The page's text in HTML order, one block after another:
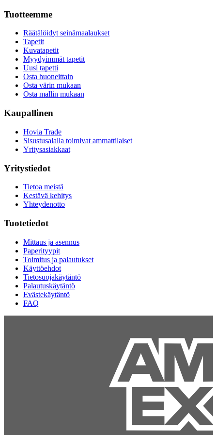
Tuotteemme
Räätälöidyt seinämaalaukset
Tapetit
Kuvatapetit
Myydyimmät tapetit
Uusi tapetti
Osta huoneittain
Osta värin mukaan
Osta mallin mukaan
Kaupallinen
Hovia Trade
Sisustusalalla toimivat ammattilaiset
Yritysasiakkaat
Yritystiedot
Tietoa meistä
Kestävä kehitys
Yhteydenotto
Tuotetiedot
Mittaus ja asennus
Paperityypit
Toimitus ja palautukset
Käyttöehdot
Tietosuojakäytäntö
Palautuskäytäntö
Evästekäytäntö
FAQ